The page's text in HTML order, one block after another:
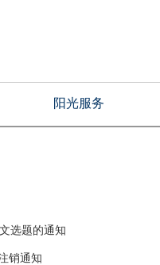
阳光服务
选题的通知
销通知